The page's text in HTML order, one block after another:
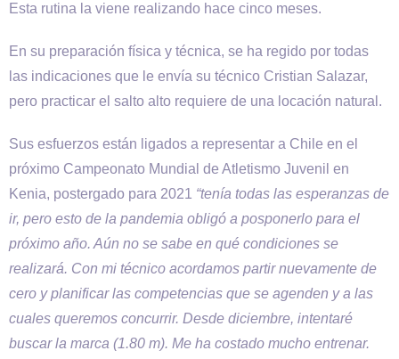
Esta rutina la viene realizando hace cinco meses.
En su preparación física y técnica, se ha regido por todas
las indicaciones que le envía su técnico Cristian Salazar,
pero practicar el salto alto requiere de una locación natural.
Sus esfuerzos están ligados a representar a Chile en el
próximo Campeonato Mundial de Atletismo Juvenil en
Kenia, postergado para 2021 “tenía todas las esperanzas de
ir, pero esto de la pandemia obligó a posponerlo para el
próximo año. Aún no se sabe en qué condiciones se
realizará. Con mi técnico acordamos partir nuevamente de
cero y planificar las competencias que se agenden y a las
cuales queremos concurrir. Desde diciembre, intentaré
buscar la marca (1.80 m). Me ha costado mucho entrenar.